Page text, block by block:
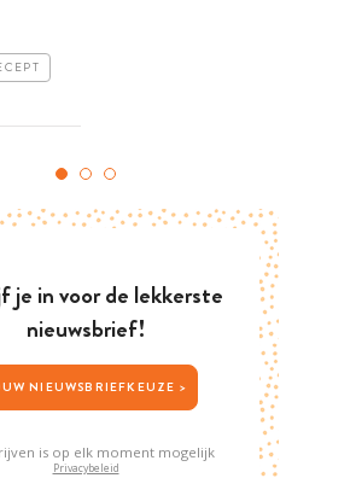
je in voor de lekkerste
nieuwsbrief!
JOUW NIEUWSBRIEFKEUZE >
is op elk moment mogelijk
Privacybeleid